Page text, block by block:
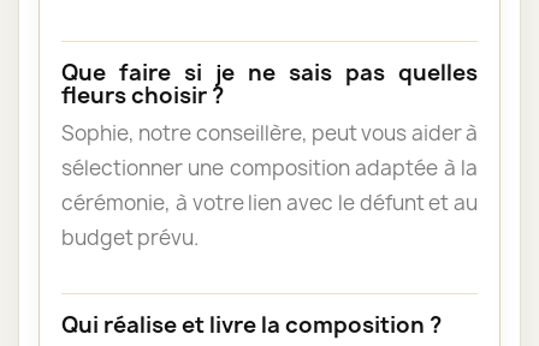
Que faire si je ne sais pas quelles
fleurs choisir ?
Sophie, notre conseillère, peut vous aider à
sélectionner une composition adaptée à la
cérémonie, à votre lien avec le défunt et au
budget prévu.
Qui réalise et livre la composition ?